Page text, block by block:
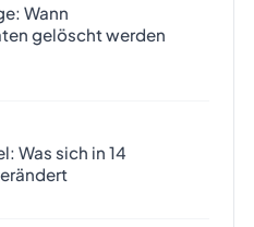
Wann
gelöscht werden
Was sich in 14